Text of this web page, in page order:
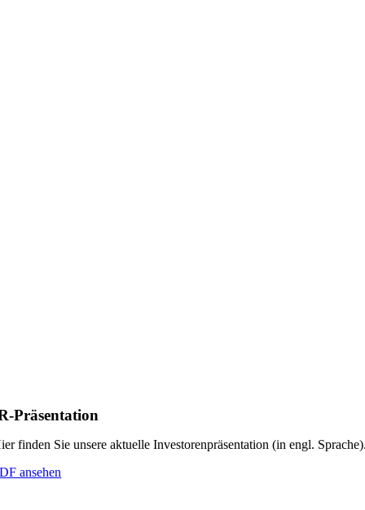
Präsentation
finden Sie unsere aktuelle Investoren­präsentation (in engl.
ansehen